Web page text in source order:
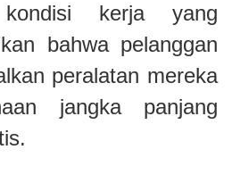
kerja yang
bahwa pelanggan
peralatan mereka
jangka panjang